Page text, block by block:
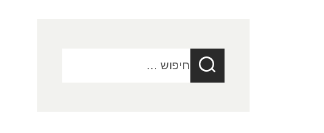
חיפוש: